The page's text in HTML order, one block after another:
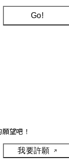
Go!
望吧！
我要許願